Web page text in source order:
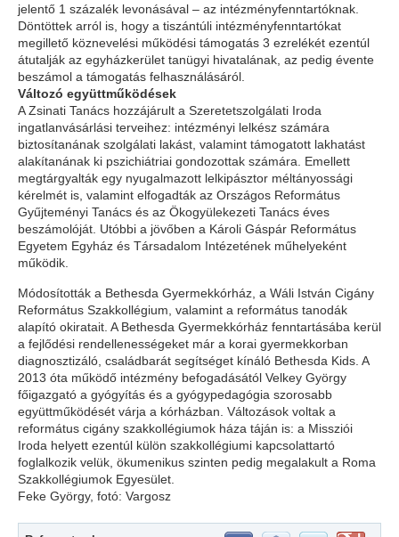
jelentő 1 százalék levonásával – az intézményfenntartóknak.
Döntöttek arról is, hogy a tiszántúli intézményfenntartókat
megillető köznevelési működési támogatás 3 ezrelékét ezentúl
átutalják az egyházkerület tanügyi hivatalának, az pedig évente
beszámol a támogatás felhasználásáról.
Változó együttműködések
A Zsinati Tanács hozzájárult a Szeretetszolgálati Iroda
ingatlanvásárlási terveihez: intézményi lelkész számára
biztosítanának szolgálati lakást, valamint támogatott lakhatást
alakítanának ki pszichiátriai gondozottak számára. Emellett
megtárgyalták egy nyugalmazott lelkipásztor méltányossági
kérelmét is, valamint elfogadták az Országos Református
Gyűjteményi Tanács és az Ökogyülekezeti Tanács éves
beszámolóját. Utóbbi a jövőben a Károli Gáspár Református
Egyetem Egyház és Társadalom Intézetének műhelyeként
működik.
Módosították a Bethesda Gyermekkórház, a Wáli István Cigány
Református Szakkollégium, valamint a református tanodák
alapító okiratait. A Bethesda Gyermekkórház fenntartásába kerül
a fejlődési rendellenességeket már a korai gyermekkorban
diagnosztizáló, családbarát segítséget kínáló Bethesda Kids. A
2013 óta működő intézmény befogadásától Velkey György
főigazgató a gyógyítás és a gyógypedagógia szorosabb
együttműködését várja a kórházban. Változások voltak a
református cigány szakkollégiumok háza táján is: a Missziói
Iroda helyett ezentúl külön szakkollégiumi kapcsolattartó
foglalkozik velük, ökumenikus szinten pedig megalakult a Roma
Szakkollégiumok Egyesület.
Feke György, fotó: Vargosz